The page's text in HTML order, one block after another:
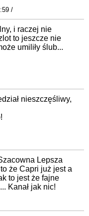
/
i raczej nie
to jeszcze nie
umiliły ślub...
nieszczęśliwy,
Lepsza
to że Capri już jest a
to jest że fajne
Kanał jak nic!